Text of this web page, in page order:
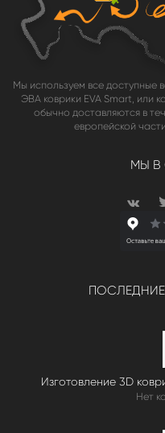
Мы используем все доступные
ЭВА коврики EVA Smart, или
обычно доставляются в
европейской
МЫ В
Изготовление 3D
Нет